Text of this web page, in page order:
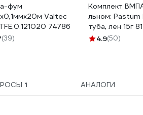
фум
Valtec
74786
(39)
Комплект
льном: Pastum
туба, лен 15г
4.9(50)
1 АНАЛОГИ